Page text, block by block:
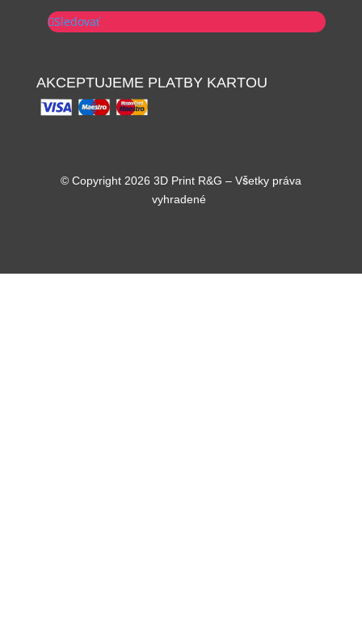
Sledovať
AKCEPTUJEME PLATBY KARTOU
© Copyright 2026 3D Print R&G – Všetky práva
vyhradené